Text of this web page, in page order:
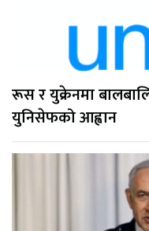
रूस र युक्रेनमा
युनिसेफको आह्वान